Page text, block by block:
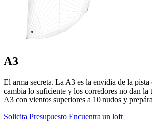
A3
El arma secreta. La A3 es la envidia de la
cambia lo suficiente y los corredores no dan la
A3 con vientos superiores a 10 nudos y
Solicita Presupuesto Encuentra un loft